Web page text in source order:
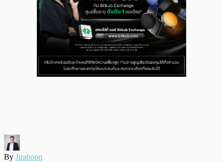
By Jiraboon